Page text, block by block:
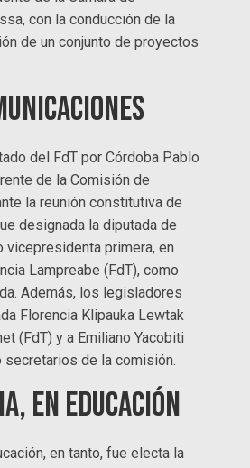
con la conducción de la
de un conjunto de proyectos
del FdT por Córdoba Pablo
de la Comisión de
la reunión constitutiva de
designada la diputada de
vicepresidenta primera, en
Lampreabe (FdT), como
Además, los legisladores
Florencia Klipauka Lewtak
(FdT) y a Emiliano Yacobiti
secretarios de la comisión.
en Educación
en tanto, fue electa la